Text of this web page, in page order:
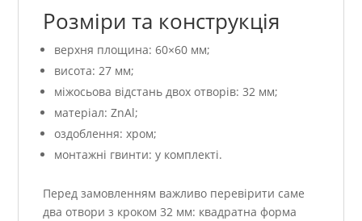
Розміри та конструкція
верхня площина: 60×60 мм;
висота: 27 мм;
міжосьова відстань двох отворів: 32 мм;
матеріал: ZnAl;
оздоблення: хром;
монтажні гвинти: у комплекті.
Перед замовленням важливо перевірити саме
два отвори з кроком 32 мм: квадратна форма